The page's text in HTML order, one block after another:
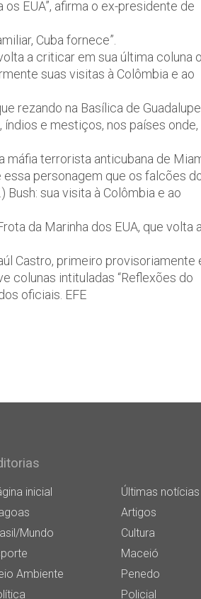
EUA”, afirma o ex-presidente de
Cuba fornece”.
a criticar em sua última coluna o
suas visitas à Colômbia e ao
rezando na Basílica de
e mestiços, nos países onde,
máfia terrorista anticubana de
personagem que os falcões
sua visita à Colômbia e ao
da Marinha dos EUA, que volta a
Castro, primeiro provisoriamente
colunas intituladas “Reflexões do
oficiais. EFE
inicial
Últimas notícias
Artigos
Mundo
Cultura
Maceió
Ambiente
Penedo
Policial